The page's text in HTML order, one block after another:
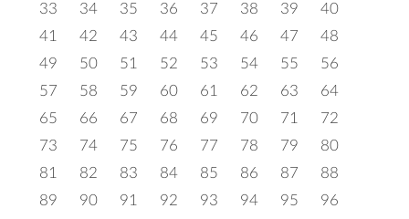
33
34 35 36 37 38 39
40
41
42 43 44 45 46 47
48
49
50 51 52 53 54 55
56
57
58 59 60 61 62 63
64
65
66 67 68 69 70 71
72
73
74 75 76 77 78 79
80
81
82 83 84 85 86 87
88
89
90 91 92 93 94 95
96